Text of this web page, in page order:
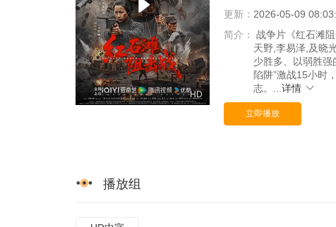
HD
更新： 2026-05-09
简介：
战争片《红石滩
天野,李易泽,及晓
少胜多、以弱胜
陷阱”激战15小时
志。... 详情
立即播放
播放组